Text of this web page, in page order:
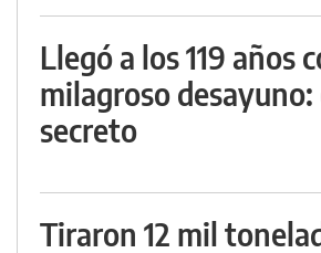
Llegó a los 119 años
milagroso desayuno:
secreto
Tiraron 12 mil